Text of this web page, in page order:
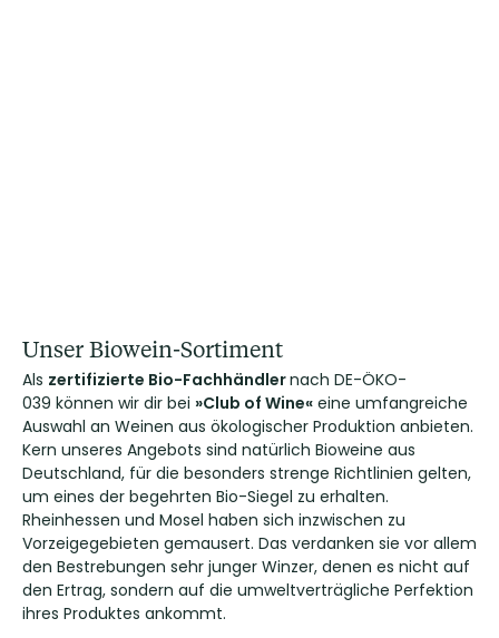
Unser Biowein-Sortiment
Als zertifizierte Bio-Fachhändlernach DE-ÖKO-
039 können wir dir bei »Club of Wine« eine umfangreiche
Auswahl an Weinen aus ökologischer Produktion anbieten.
Kern unseres Angebots sind natürlich Bioweine aus
Deutschland, für die besonders strenge Richtlinien gelten,
um eines der begehrten Bio-Siegel zu erhalten.
Rheinhessen und Mosel haben sich inzwischen zu
Vorzeigegebieten gemausert. Das verdanken sie vor allem
den Bestrebungen sehr junger Winzer, denen es nicht auf
den Ertrag, sondern auf die umweltverträgliche Perfektion
ihres Produktes ankommt.